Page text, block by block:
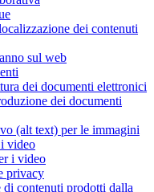
dei contenuti
sul web
dei documenti elettronici
dei documenti
(alt text) per le immagini
video
i video
privacy
contenuti prodotti dalla